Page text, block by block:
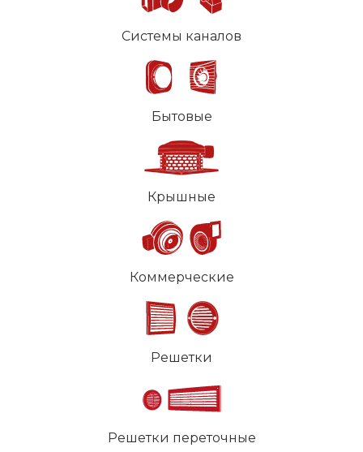
Системы каналов
Бытовые
Крышные
Коммерческие
Решетки
Решетки переточные